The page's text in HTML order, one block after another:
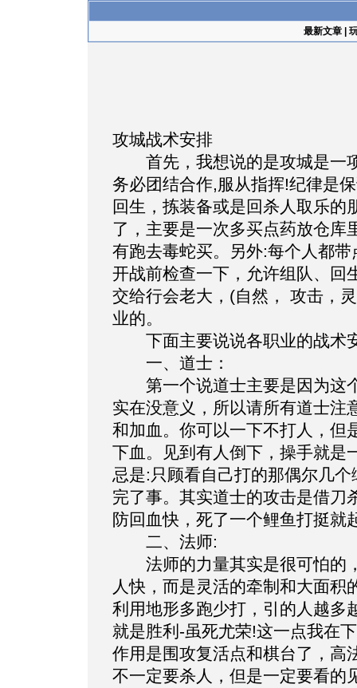
最新文章|
攻城战术安排
首先，我想说的是攻城是一
务必团结合作,服从指挥!纪律是
回生，拣装备或是回杀人取乐的
了，主要是一次多买点药放仓库
有跑去毒蛇买。另外:每个人都
开战前检查一下，允许组队、回
交给行会老大，(自然， 攻击，
业的。
下面主要说说各职业的战术
一、道士：
第一个说道士主要是因为这
实在没意义，所以请所有道士注
和加血。你可以一下不打人，但
下血。见到有人倒下，操手就是
忌是:只顾看自己打的那偶尔几
完了事。其实道士的攻击是借刀
防回血快，死了一个鲤鱼打挺就
二、法师:
法师的力量其实是很可怕的
人快，而是灵活的牵制和大面
利用地形多跑少打，引的人越多
就是胜利-虽死尤荣!这一点我在
作用是围攻复活点和棋台了，高
不一定要杀人，但是一定要看的